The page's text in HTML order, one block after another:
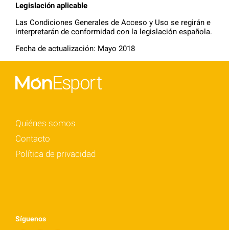
Legislación aplicable
Las Condiciones Generales de Acceso y Uso se regirán e
interpretarán de conformidad con la legislación española.
Fecha de actualización: Mayo 2018
Quiénes somos
Contacto
Política de privacidad
Síguenos